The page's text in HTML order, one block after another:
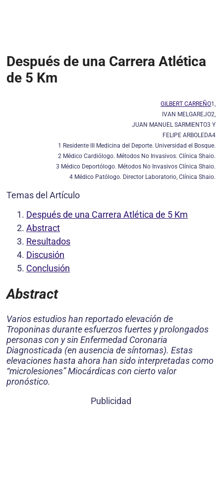
Después de una Carrera Atlética
de 5 Km
GILBERT CARREÑO1,
IVAN MELGAREJO2,
JUAN MANUEL SARMIENTO3 Y
FELIPE ARBOLEDA4
1 Residente III Medicina del Deporte. Universidad el Bosque.
2 Médico Cardiólogo. Métodos No Invasivos. Clínica Shaio.
3 Médico Deportólogo. Métodos No Invasivos Clínica Shaio.
4 Médico Patólogo. Director Laboratorio, Clínica Shaio.
Temas del Artículo
Después de una Carrera Atlética de 5 Km
Abstract
Resultados
Discusión
Conclusión
Abstract
Varios estudios han reportado elevación de
Troponinas durante esfuerzos fuertes y prolongados
personas con y sin Enfermedad Coronaria
Diagnosticada (en ausencia de síntomas). Estas
elevaciones hasta ahora han sido interpretadas como
“microlesiones” Miocárdicas con cierto valor
pronóstico.
Publicidad